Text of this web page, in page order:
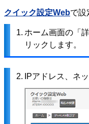
クイック設定Webで設
1. ホーム画面の「
リックします。
2. IPアドレス、ネ